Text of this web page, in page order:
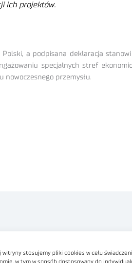
witryny stosujemy pliki cookies w celu
w tym w sposób dostosowany do
ich projektów.
a podpisana deklaracja
specjalnych stref
przemysłu.
cyfrowa